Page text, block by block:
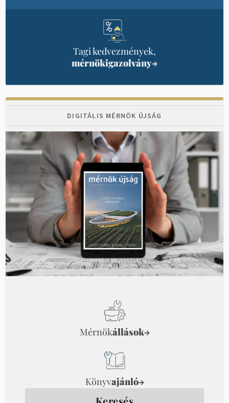
Tagi kedvezmények,
mérnökigazolvány→
DIGITÁLIS MÉRNÖK ÚJSÁG
Mérnökállások→
Könyvajánló→